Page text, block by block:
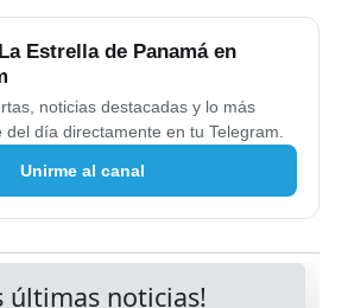
Estrella de Panamá en
noticias destacadas y lo más
del día directamente en tu Telegram.
Unirme al canal